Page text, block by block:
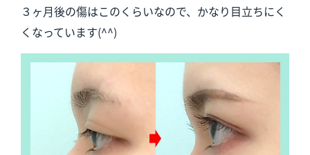
３ヶ月後の傷はこのくらいなので、かなり目立ちにく
くなっています(^^)